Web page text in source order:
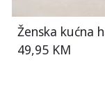
Ženska kućna
49,95 KM